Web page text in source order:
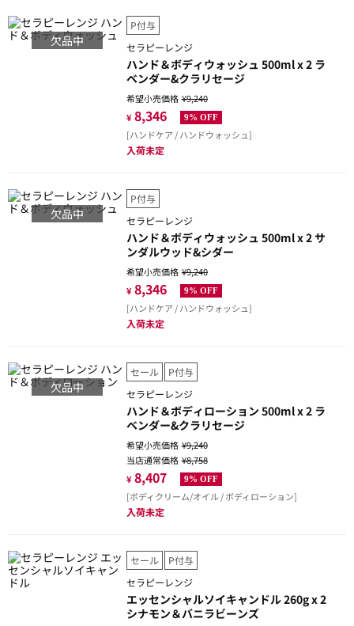
欠品中
P付与
セラピーレンジ
ハンド＆ボディウォッシュ 500ml x 2 ラ
ベンダー&クラリセージ
希望小売価格¥9,240
¥ 8,346 9% OFF
[ハンドケア / ハンドウォッシュ]
入荷未定
欠品中
P付与
セラピーレンジ
ハンド＆ボディウォッシュ 500ml x 2 サ
ンダルウッド&シダー
希望小売価格¥9,240
¥ 8,346 9% OFF
[ハンドケア / ハンドウォッシュ]
入荷未定
欠品中
セール
P付与
セラピーレンジ
ハンド＆ボディローション 500ml x 2 ラ
ベンダー&クラリセージ
希望小売価格¥9,240
当店通常価格¥8,758
¥ 8,407 9% OFF
[ボディクリーム/オイル / ボディローション]
入荷未定
セール
P付与
セラピーレンジ
エッセンシャルソイキャンドル 260g x 2
シナモン＆バニラビーンズ